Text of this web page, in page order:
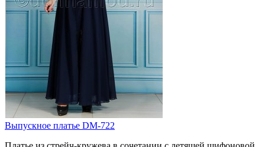
Выпускное платье DM-722